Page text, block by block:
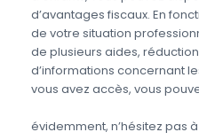
d’avantages fiscaux. En
de votre situation
de plusieurs aides,
d’informations concernant
vous avez accès, vous
évidemment, n’hésitez pas